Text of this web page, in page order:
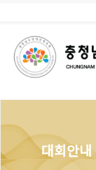
대회안내